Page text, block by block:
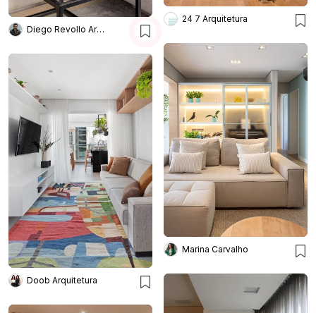
Diego Revollo Arquitetura
24 7 Arquitetura
Marina Carvalho
Doob Arquitetura